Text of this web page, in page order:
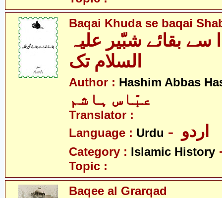
Baqai Khuda se baqai
سے بقائے شبّیر علیہ
Author : Hashim Abbas
عبّاس ہاشم
Translator :
Language : Urdu
Category : Islamic History
Topic :
Baqee al Grarqad